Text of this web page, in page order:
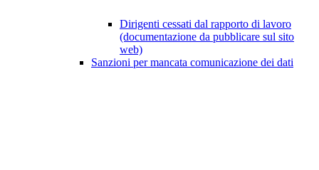
Dirigenti cessati dal rapporto di lavoro
(documentazione da pubblicare sul sito
web)
Sanzioni per mancata comunicazione dei dati